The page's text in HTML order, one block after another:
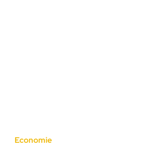
Economie